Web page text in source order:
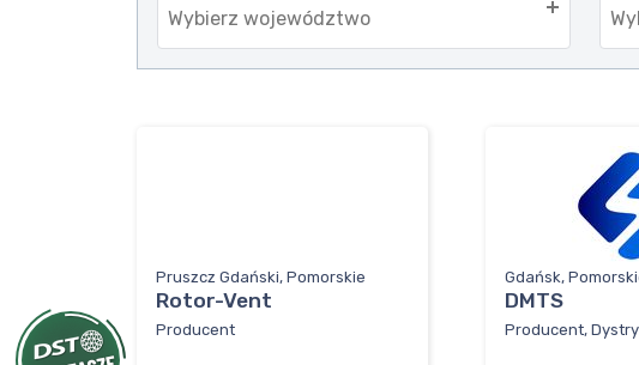
Wybierz województwo
Pruszcz Gdański, Pomorskie
Rotor-Vent
Producent
Gdańsk,
DMTS
Producent,